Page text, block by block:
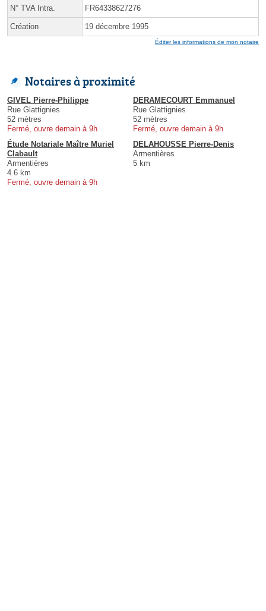
N° TVA Intra. FR64338627276
Création 19 décembre 1995
Éditer les informations de mon notaire
Notaires à proximité
GIVEL Pierre-Philippe
Rue Glattignies
52 mètres
Fermé, ouvre demain à 9h
DERAMECOURT Emmanuel
Rue Glattignies
52 mètres
Fermé, ouvre demain à 9h
Étude Notariale Maître Muriel
Clabault
Armentières
4.6 km
Fermé, ouvre demain à 9h
DELAHOUSSE Pierre-Denis
Armentières
5 km